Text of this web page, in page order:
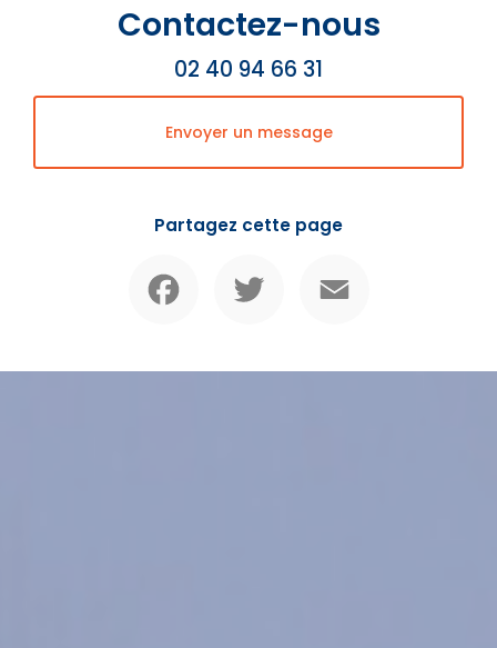
Contactez-nous
02 40 94 66 31
Envoyer un message
Partagez cette page